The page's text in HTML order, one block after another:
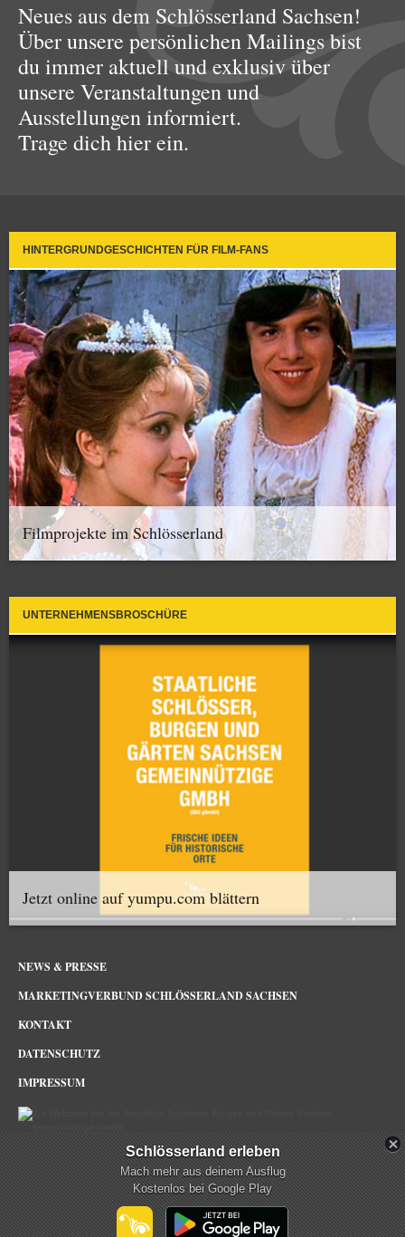
Neues aus dem Schlösserland Sachsen!
Über unsere persönlichen Mailings bist
du immer aktuell und exklusiv über
unsere Veranstaltungen und
Ausstellungen informiert.
Trage dich hier ein.
HINTERGRUNDGESCHICHTEN FÜR FILM-FANS
Filmprojekte im Schlösserland
UNTERNEHMENSBROSCHÜRE
Jetzt online auf yumpu.com blättern
NEWS & PRESSE
MARKETINGVERBUND SCHLÖSSERLAND SACHSEN
KONTAKT
DATENSCHUTZ
IMPRESSUM
Schlösserland Sachsen im Netz
Schlösserland erleben
Mach mehr aus deinem Ausflug
Kostenlos bei Google Play
mehr